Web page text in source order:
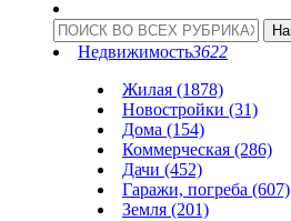
Недвижимость3622
Жилая (1878)
Новостройки (31)
Дома (154)
Коммерческая (286)
Дачи (452)
Гаражи, погреба (607)
Земля (201)